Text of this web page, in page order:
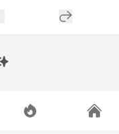
إضافة رد جديد